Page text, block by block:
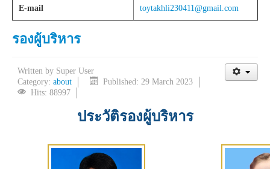
E-mail toytakhli230411@gmail.com
รองผู้บริหาร
Written by Super User
Category: about
Published: 29 March 2023
Hits: 88997
ประวัติรองผู้บริหาร